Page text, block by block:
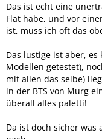
Das ist echt eine
Flat habe, und vor
ist, muss ich oft das
Das lustige ist aber, es
Modellen getestet),
mit allen das selbe)
in der BTS von Murg
überall alles paletti!
Da ist doch sicher